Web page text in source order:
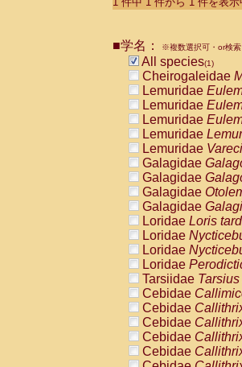
CebidaeCebus
CebidaeCebus
CebidaeSaimiri
CebidaeSaimiri
Atelidae
AtelidaeAlouatta
AtelidaeAlouatta
AtelidaeAlouatta
AtelidaeAteles
AtelidaeAteles
AtelidaeAteles
AtelidaeAteles
Atelidae
Atelidae
Pitheciidae
Pitheciidae
Pitheciidae
Pitheciidae
Pitheciidae
Pitheciidae
Pitheciidae
Pitheciidae
Pitheciidae
■学名： ※複数選択可・or検索
All species(1)
Cheirogaleidae
Lemuridae
Lemuridae
Lemuridae
Lemuridae
Lemuridae
Galagidae
Galagidae
Galagidae
Galagidae
Loridae Loris
Loridae
Loridae
Loridae
Tarsiidae
Cebidae
Cebidae
Cebidae
Cebidae
Cebidae